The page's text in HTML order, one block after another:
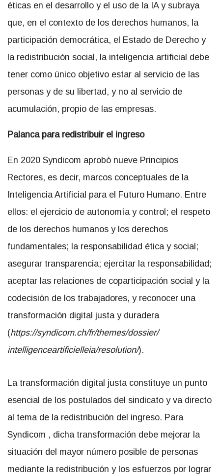
éticas en el desarrollo y el uso de la IA y subraya
que, en el contexto de los derechos humanos, la
participación democrática, el Estado de Derecho y
la redistribución social, la inteligencia artificial debe
tener como único objetivo estar al servicio de las
personas y de su libertad, y no al servicio de
acumulación, propio de las empresas.
Palanca para redistribuir el ingreso
En 2020 Syndicom aprobó nueve Principios
Rectores, es decir, marcos conceptuales de la
Inteligencia Artificial para el Futuro Humano. Entre
ellos: el ejercicio de autonomía y control; el respeto
de los derechos humanos y los derechos
fundamentales; la responsabilidad ética y social;
asegurar transparencia; ejercitar la responsabilidad;
aceptar las relaciones de coparticipación social y la
codecisión de los trabajadores, y reconocer una
transformación digital justa y duradera
(https://syndicom.ch/fr/themes/dossier/
intelligenceartificielleia/resolution/).
La transformación digital justa constituye un punto
esencial de los postulados del sindicato y va directo
al tema de la redistribución del ingreso. Para
Syndicom , dicha transformación debe mejorar la
situación del mayor número posible de personas
mediante la redistribución y los esfuerzos por lograr